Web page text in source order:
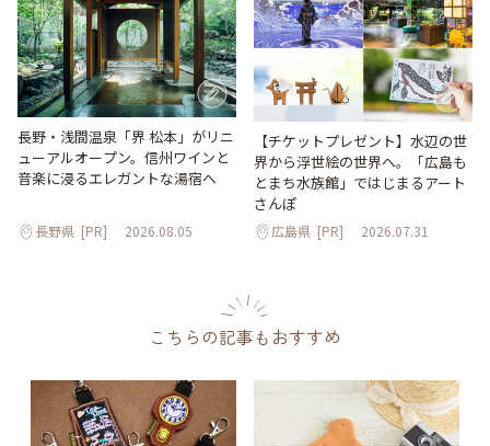
長野・浅間温泉「界 松本」がリニ
ューアルオープン。信州ワインと
音楽に浸るエレガントな湯宿へ
長野県 [PR] 2026.08.05
【チケットプレゼント】水辺の世
界から浮世絵の世界へ。「広島も
とまち水族館」ではじまるアート
さんぽ
広島県 [PR] 2026.07.31
こちらの記事もおすすめ